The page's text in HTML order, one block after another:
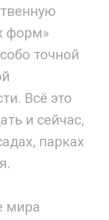
форм»
точной
Всё это
и сейчас,
парках
мира